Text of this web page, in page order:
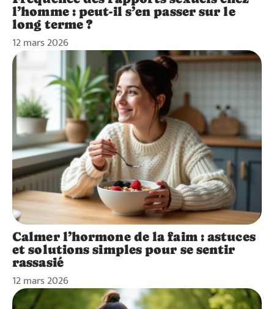
l’homme : peut-il s’en passer sur le
long terme ?
12 mars 2026
Calmer l’hormone de la faim : astuces
et solutions simples pour se sentir
rassasié
12 mars 2026